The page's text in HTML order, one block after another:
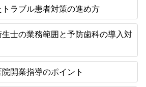
ラブル患者対策の進め方
士の業務範囲と予防歯科の導入対
開業指導のポイント